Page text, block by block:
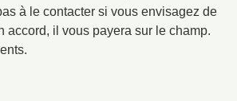
à le contacter si vous envisagez de
accord, il vous payera sur le champ.